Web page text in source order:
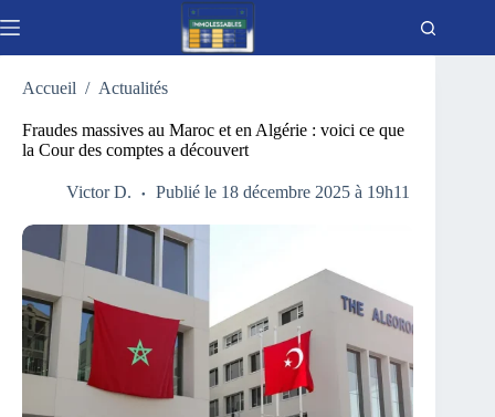
au
Accueil / Actualités
Fraudes massives au Maroc et en Algérie : voici ce que
la Cour des comptes a découvert
Victor D. Publié le 18 décembre 2025 à 19h11